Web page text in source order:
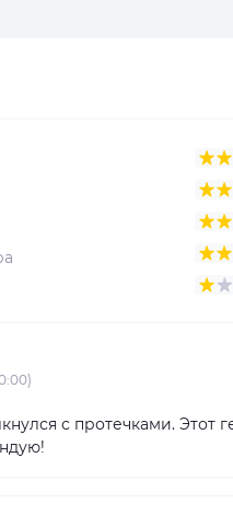
с протечками. Этот